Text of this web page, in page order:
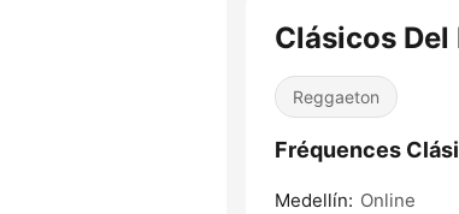
Clásicos Del
Reggaeton
Fréquences
Medellín: Online